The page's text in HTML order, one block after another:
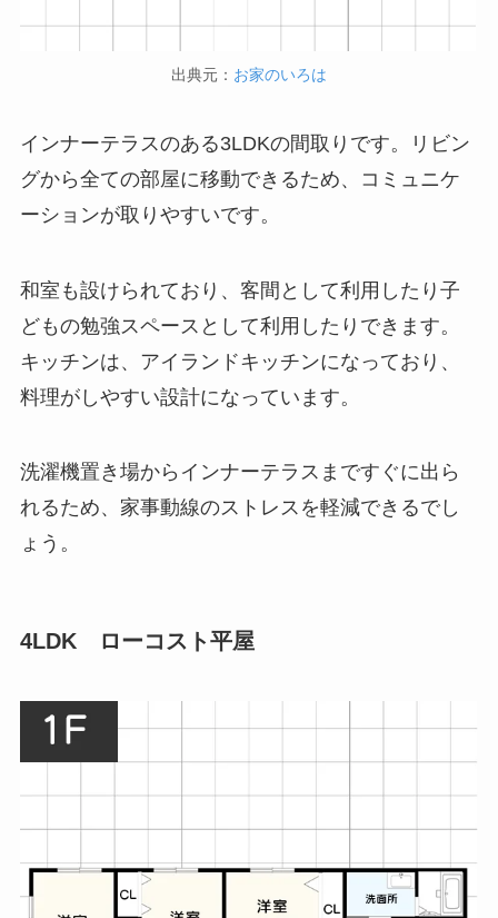
出典元： お家のいろは
インナーテラスのある3LDKの間取りです。リビン
グから全ての部屋に移動できるため、コミュニケ
ーションが取りやすいです。
和室も設けられており、客間として利用したり子
どもの勉強スペースとして利用したりできます。
キッチンは、アイランドキッチンになっており、
料理がしやすい設計になっています。
洗濯機置き場からインナーテラスまですぐに出ら
れるため、家事動線のストレスを軽減できるでし
ょう。
4LDK ローコスト平屋